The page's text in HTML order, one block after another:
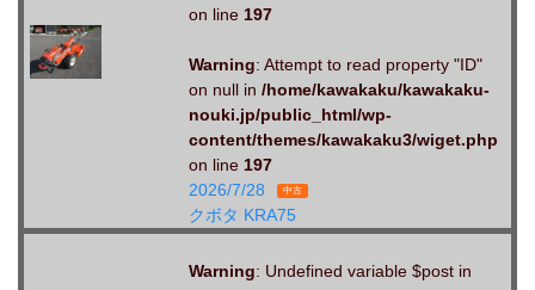
on line 197
Warning: Attempt to read property "ID"
on null in /home/kawakaku/kawakaku-
nouki.jp/public_html/wp-
content/themes/kawakaku3/wiget.php
on line 197
2026/7/28
中古
クボタ KRA75
Warning: Undefined variable $post in